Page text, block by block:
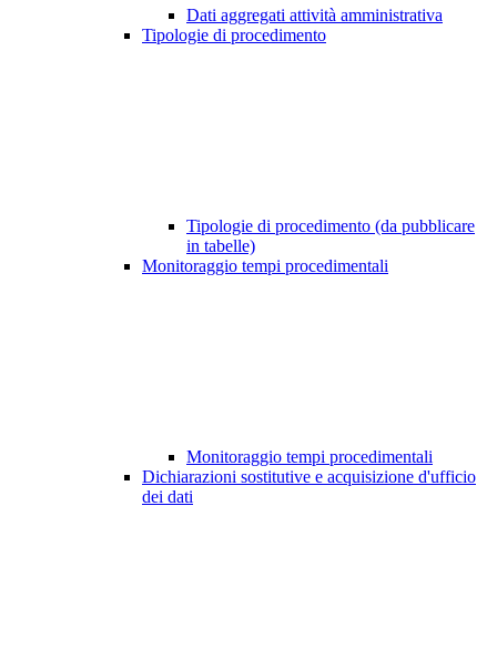
Dati aggregati attività amministrativa
Tipologie di procedimento
Tipologie di procedimento (da pubblicare
in tabelle)
Monitoraggio tempi procedimentali
Monitoraggio tempi procedimentali
Dichiarazioni sostitutive e acquisizione d'ufficio
dei dati